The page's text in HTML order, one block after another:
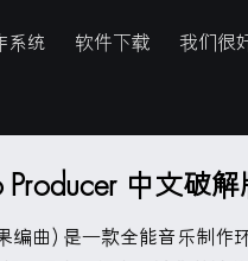
系统 软件下载 我们很
Producer 中文破解
编曲) 是一款全能音乐制作